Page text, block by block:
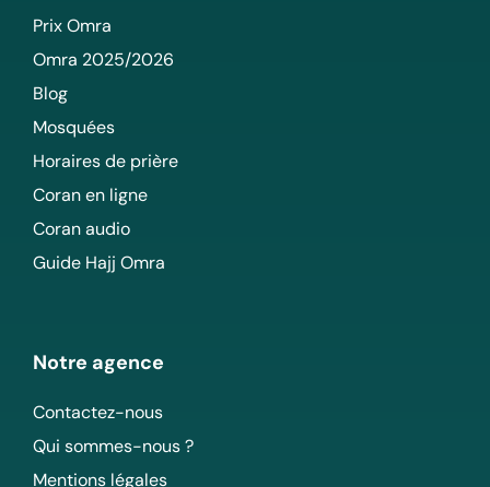
Prix Omra
Omra 2025/2026
Blog
Mosquées
Horaires de prière
Coran en ligne
Coran audio
Guide Hajj Omra
Notre agence
Contactez-nous
Qui sommes-nous ?
Mentions légales